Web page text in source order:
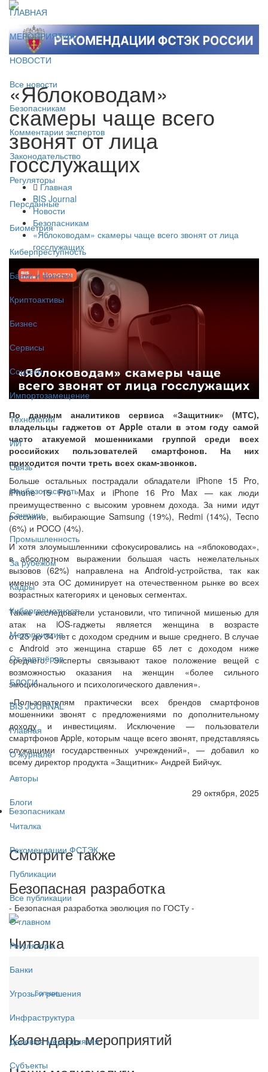
ГЛАВНАЯ
МЕРОПРИЯТИЯ
НОВОСТИ
Все новости
Безопасникам
Комментарии экспертов
Законодательство
Регуляторы
Персданные
Биометрия
Киберпреступность
Банки и финтех
Криптоактивы
Бизнес
Сервисы
Соцсети
Импортозамещение
Технологии
ИИ
Связь
Нацбезопасность
Санкции
Промышленность
За рубежом
Кадры
Киберграмотность
Мероприятия
От партнёров
БЛОГИ
BIS JOURNAL
Главная
О журнале
Авторы
Блоги
Читалка
Рекомендации ФСТЭК
Публикации
Все публикации
О главном
Регуляторы
Банки
Угрозы и решения
Инфраструктура
Деловые мероприятия
Субъекты
«Яблоководам»
скамеры чаще всего
звонят от лица
госслужащих
Главная
BIS Journal
Новости
Безопасникам
«Яблоководам» скамеры чаще всего звонят от лица
госслужащих
По данным аналитиков сервиса «Защитник» (МТС),
владельцы гаджетов от Apple стали в этом году самой
часто атакуемой мошенниками группой среди всех
российских пользователей смартфонов. На них
приходится почти треть всех скам-звонков.
Больше остальных пострадали обладатели iPhone 15 Pro,
iPhone 15 Pro Max и iPhone 16 Pro Max — как люди
преимущественно с высоким уровнем дохода. За ними идут
россияне, выбирающие Samsung (19%), Redmi (14%), Tecno
(6%) и POCO (4%).
И хотя злоумышленники сфокусировались на «яблоководах»,
в абсолютном выражении большая часть нежелательных
вызовов (62%) направлена на Android-устройства, так как
именно эта ОС доминирует на отечественном рынке во всех
возрастных категориях и ценовых сегментах.
Также исследователи установили, что типичной мишенью для
атак на iOS-гаджеты является женщина в возрасте
от 25 до 34 лет с доходом средним и выше среднего. В случае
с Android это женщина старше 65 лет с доходом ниже
среднего. Эксперты связывают такое положение вещей с
возможностью оказания на женщин «более сильного
эмоционального и психологического давления».
«Пользователям практически всех брендов смартфонов
мошенники звонят с предложениями по дополнительному
доходу и инвестициям. Исключение — пользователи
смартфонов Apple, которым чаще всего звонят, представляясь
служащими государственных учреждений», — добавил ко
всему директор продукта «Защитник» Андрей Бийчук.
29 октября, 2025
Безопасникам
Смотрите также
Безопасная разработка
- Безопасная разработка эволюция по ГОСТу -
Читалка
Больше...
Календарь мероприятий